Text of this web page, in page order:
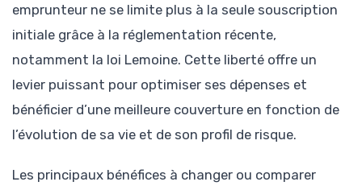
emprunteur ne se limite plus à la seule souscription
initiale grâce à la réglementation récente,
notamment la loi Lemoine. Cette liberté offre un
levier puissant pour optimiser ses dépenses et
bénéficier d’une meilleure couverture en fonction de
l’évolution de sa vie et de son profil de risque.
Les principaux bénéfices à changer ou comparer